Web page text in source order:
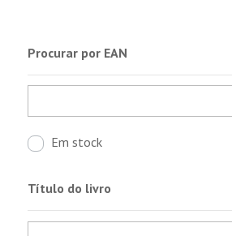
Procurar por EAN
Em stock
Título do livro